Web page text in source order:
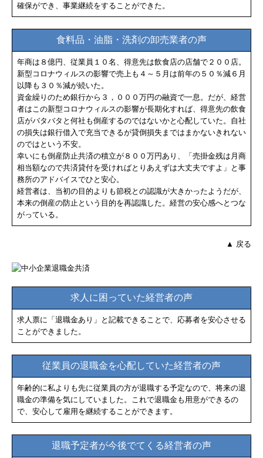
確保ができ、事業継続をすることができた。
食料品・油脂・洗剤の卸売業者の声
年商は８億円、従業員１０名、得意先は飲食店の店舗で２００店。
新型コロナウィルスの影響で売上も４～５月は前年の５０％減６月
以降も３０％減が続いた。
資金繰りのため銀行から３，０００万円の融資で一息。だが、経営
者はこの新型コロナウィルスの影響が長期化すれば、得意先の飲食
店がバタバタと何社も倒産するのではないかと心配していた。自社
の損失は銀行借入で充当できるが貸倒損失まではまかないきれない
のではという不安。
幸いにも倒産防止共済の積立が８００万円あり、「売掛金残は月商
相当額なので共済貸付を受ければとりあえずは大丈夫ですよ」と事
務所のアドバイスでひと安心。
経営者は、当初の目的よりも節税との認識が大きかったようだが、
本来の倒産の防止という目的を再認識した。経営の安心感へとつな
がっている。
▲ 戻る
求人に困っていた経営者の声
求人票に「退職金あり」と記載できることで、応募者を安心させる
ことができました。
従業員の退職金を心配していた経営者の声
年齢的に私よりも先に従業員の方が退職する予定なので、将来の退
職金の準備を気にしていました。これで退職金も用意ができるの
で、安心して雇用を継続することができます。
退職予定者が今後でてくる経営者の声